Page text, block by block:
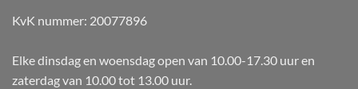
KvK nummer: 20077896
Elke dinsdag en woensdag open van 10.00-17.30 uur en
zaterdag van 10.00 tot 13.00 uur.